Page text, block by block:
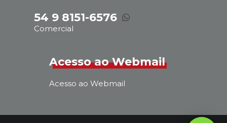
54 9 8151-6576
Comercial
Acesso ao Webmail
Acesso ao Webmail